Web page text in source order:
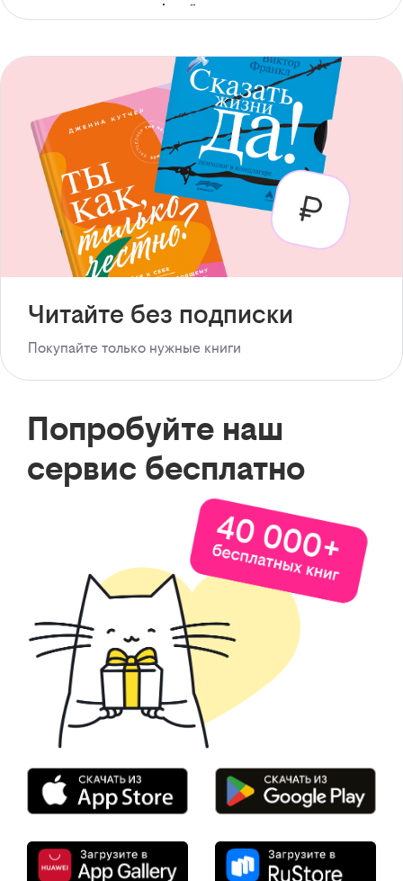
с доступом офлайн
Читайте без подписки
Покупайте только нужные книги
Попробуйте наш
сервис бесплатно